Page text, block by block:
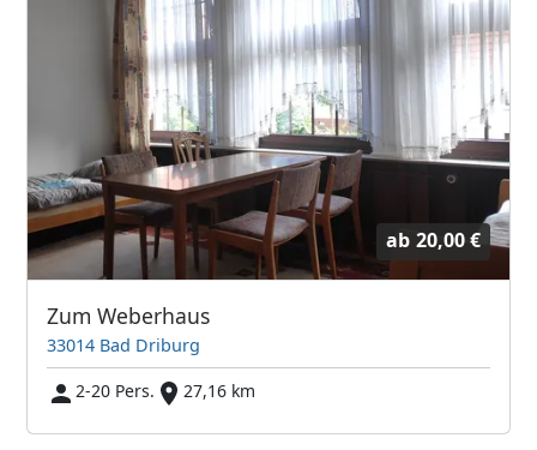
ab 20,00 €
Zum Weberhaus
33014 Bad Driburg
2-20 Pers.
27,16 km